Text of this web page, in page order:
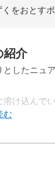
をおとす
紹介
としたニュ
溶け込んで